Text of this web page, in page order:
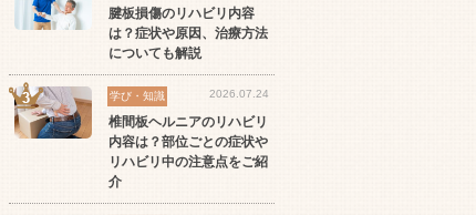
セラピスト
世の中の需要の高まりとと
もに増加傾向の「介護施
設」求人をご紹介！
ワークライフバランス重視
準？数え方も解説
腱板損傷のリハビリ内容
は？症状や原因、治療方法
についても解説
学び・知識 2026.07.24
椎間板ヘルニアのリハビリ
内容は？部位ごとの症状や
リハビリ中の注意点をご紹
介